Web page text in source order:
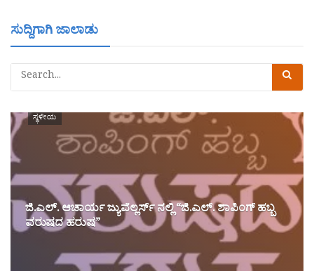
ಸುದ್ದಿಗಾಗಿ ಜಾಲಾಡು
ಸ್ಥಳೀಯ
ಜಿ.ಎಲ್. ಆಚಾರ್ಯ ಜ್ಯುವೆಲ್ಲರ್ಸ್ ನಲ್ಲಿ “ಜಿ.ಎಲ್. ಶಾಪಿಂಗ್ ಹಬ್ಬ
ವರುಷದ ಹರುಷ”